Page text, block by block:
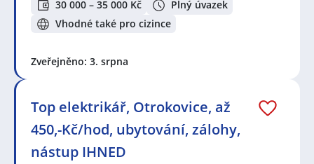
30 000 – 35 000 Kč
Plný úvazek
Vhodné také pro cizince
Zveřejněno: 3. srpna
Top elektrikář, Otrokovice, až
450,-Kč/hod, ubytování, zálohy,
nástup IHNED